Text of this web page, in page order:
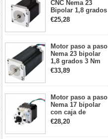
CNC Nema 23
Bipolar 1,8 grados
1,9 Nm 3A 3,36 V
57x57x76mm 4
€25,28
Motor paso a paso
Nema 23 bipolar
1,8 grados 3 Nm
4,2A 57x57x114mm
motor paso a paso
€33,89
Motor paso a paso
Nema 17 bipolar
con caja de
cambios planetaria
5:1 longitud 33mm
€28,20